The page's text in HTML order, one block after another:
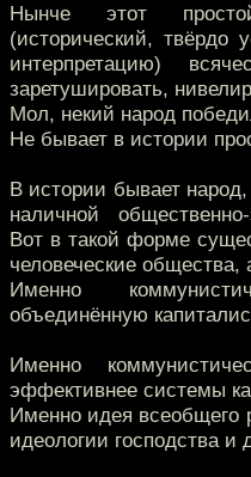
Нынче этот
(исторический,
интерпретацию)
заретушировать,
Мол, некий народ
Не бывает в истории
В истории бывает
наличной
Вот в такой форме
человеческие общества,
Именно
объединённую
Именно
эффективнее системы
Именно идея всеобщего
идеологии господства и